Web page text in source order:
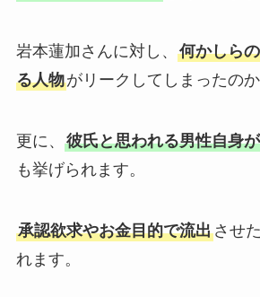
岩本蓮加さんに対し、 何かしら
る人物がリークしてしまったのか
更に、 彼氏と思われる男性自身
も挙げられます。
承認欲求やお金目的で流出させ
れます。